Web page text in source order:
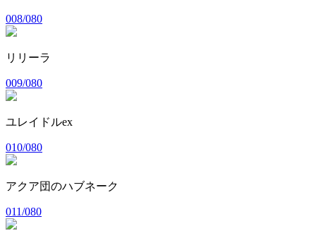
008/080
リリーラ
009/080
ユレイドルex
010/080
アクア団のハブネーク
011/080